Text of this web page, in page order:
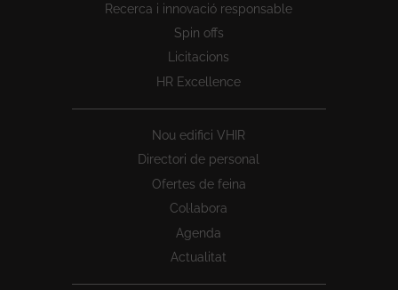
Recerca i innovació responsable
Spin offs
Licitacions
HR Excellence
Nou edifici VHIR
Directori de personal
Ofertes de feina
Col·labora
Agenda
Actualitat